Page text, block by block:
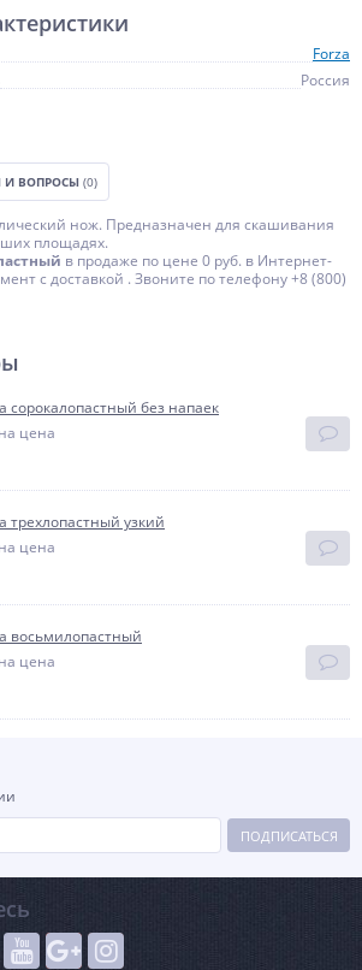
Forza
Россия
И ВОПРОСЫ (0)
нож. Предназначен для скашивания
площадях.
в продаже по цене 0 руб. в Интернет-
с доставкой . Звоните по телефону +8 (800)
сорокалопастный без напаек
цена
трехлопастный узкий
цена
восьмилопастный
цена
ПОДПИСАТЬСЯ